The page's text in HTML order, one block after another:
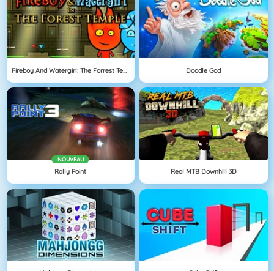
Fireboy And Watergirl: The Forrest Temple Doodle God
NOUVEAU
Rally Point Real MTB Downhill 3D